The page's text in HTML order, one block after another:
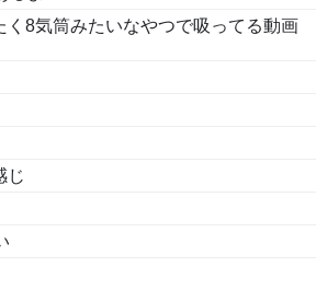
く8気筒みたいなやつで吸ってる動画
じ